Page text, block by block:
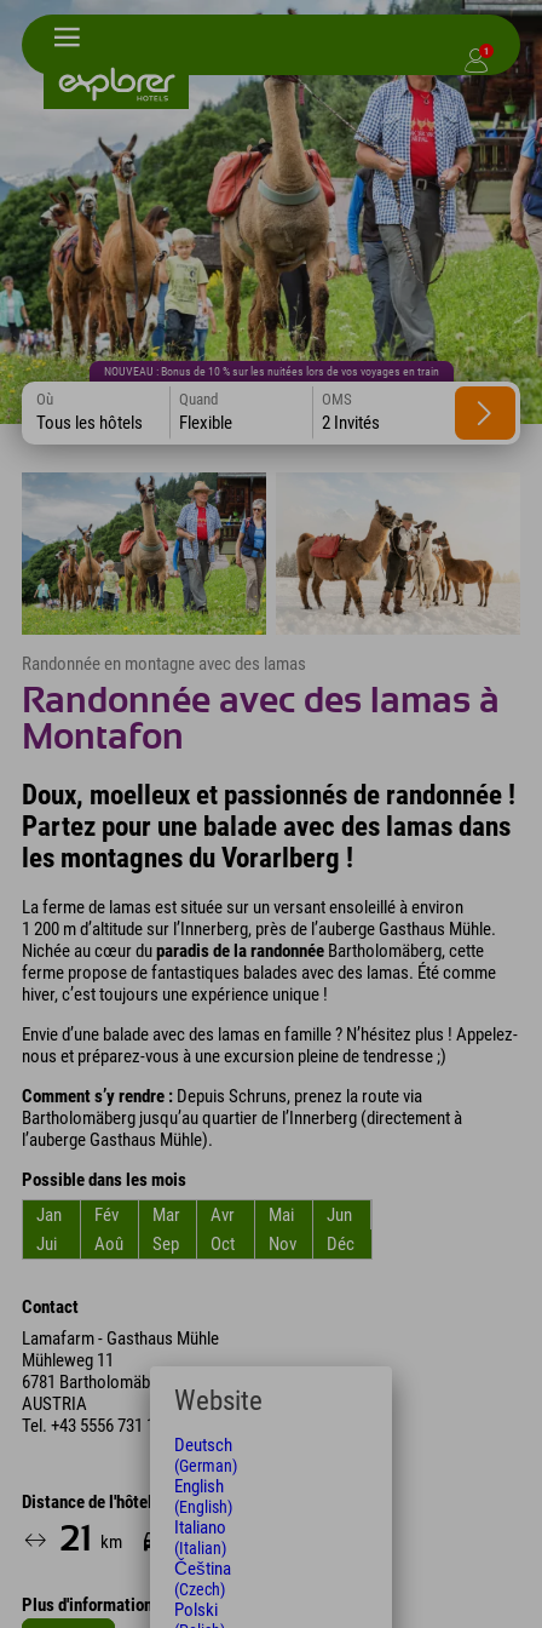
1
NOUVEAU : Bonus de 10 % sur les nuitées lors de vos voyages en train
Où
Tous les hôtels
Quand
Flexible
OMS
2 Invités
Randonnée en montagne avec des lamas
Randonnée avec des lamas à
Montafon
Doux, moelleux et passionnés de randonnée !
Partez pour une balade avec des lamas dans
les montagnes du Vorarlberg !
La ferme de lamas est située sur un versant ensoleillé à environ
1 200 m d’altitude sur l’Innerberg, près de l’auberge Gasthaus Mühle.
Nichée au cœur duparadis de la randonnée Bartholomäberg, cette
ferme propose de fantastiques balades avec des lamas. Été comme
hiver, c’est toujours une expérience unique !
Envie d’une balade avec des lamas en famille ? N’hésitez plus ! Appelez-
nous et préparez-vous à une excursion pleine de tendresse ;)
Comment s’y rendre : Depuis Schruns, prenez la route via
Bartholomäberg jusqu’au quartier de l’Innerberg (directement à
l’auberge Gasthaus Mühle).
Possible dans les mois
Jan
Fév Mar Avr Mai
Jun
Jui
Aoû Sep Oct Nov Déc
Contact
Lamafarm - Gasthaus Mühle
Mühleweg 11
6781 Bartholomäberg,
AUSTRIA
Tel. +43 5556 731 12
Distance de l'hôtel
21 km 28
Plus d'informations
Website
Deutsch
(German)
English
(English)
Italiano
(Italian)
Čeština
(Czech)
Polski